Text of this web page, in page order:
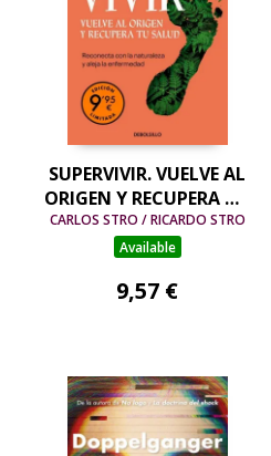
SUPERVIVIR. VUELVE AL
ORIGEN Y RECUPERA TU
SALUD (EDICIÓN
LIMITADA)
CARLOS STRO / RICARDO STRO
Available
9,57 €